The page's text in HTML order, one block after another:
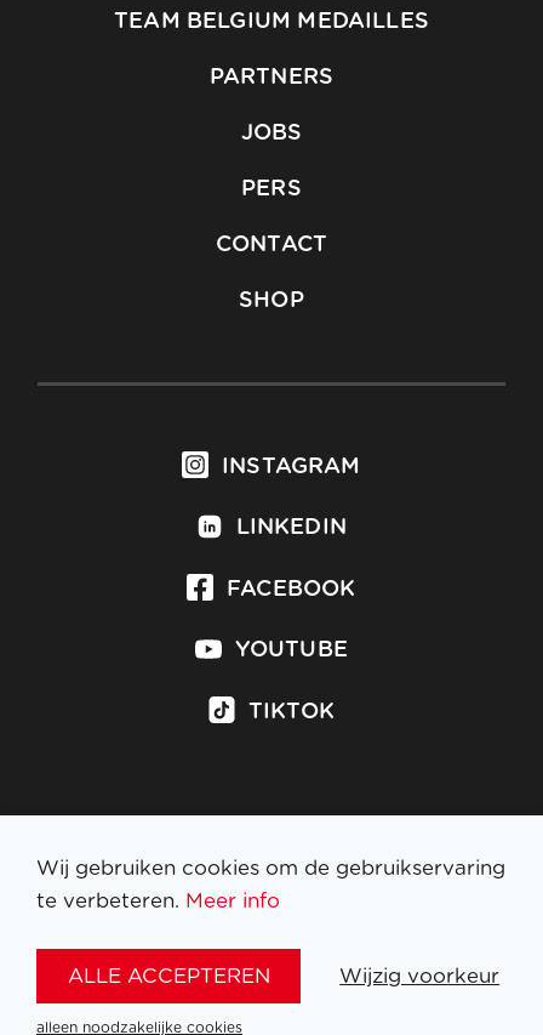
TEAM BELGIUM MEDAILLES
PARTNERS
JOBS
PERS
CONTACT
SHOP
INSTAGRAM
LINKEDIN
FACEBOOK
YOUTUBE
TIKTOK
Inschrijven op nieuwsbrief
Wij gebruiken cookies om de gebruikservaring
te verbeteren. Meer info
ALLE ACCEPTEREN Wijzig voorkeur
alleen noodzakelijke cookies